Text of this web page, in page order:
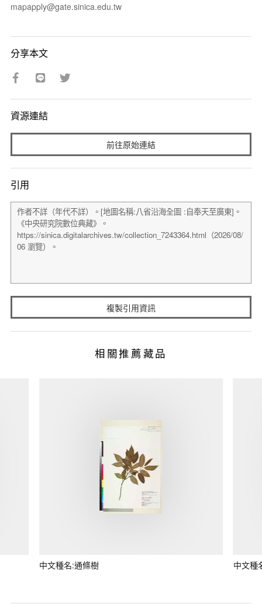
mapapply@gate.sinica.edu.tw
分享本文
資源連結
前往原始連結
引用
複製引用資訊
相關推薦藏品
中文種名:通條樹 中文種